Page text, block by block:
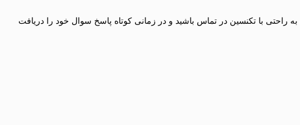
راحتی با تکنسین در تماس باشید و در زمانی کوتاه پاسخ سوال خود را دریافت